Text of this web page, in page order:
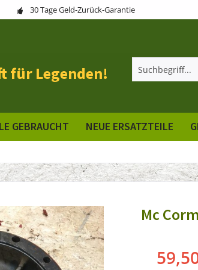
30 Tage Geld-Zurück-Garantie
für Legenden!
GEBRAUCHT NEUE ERSATZTEILE
Mc